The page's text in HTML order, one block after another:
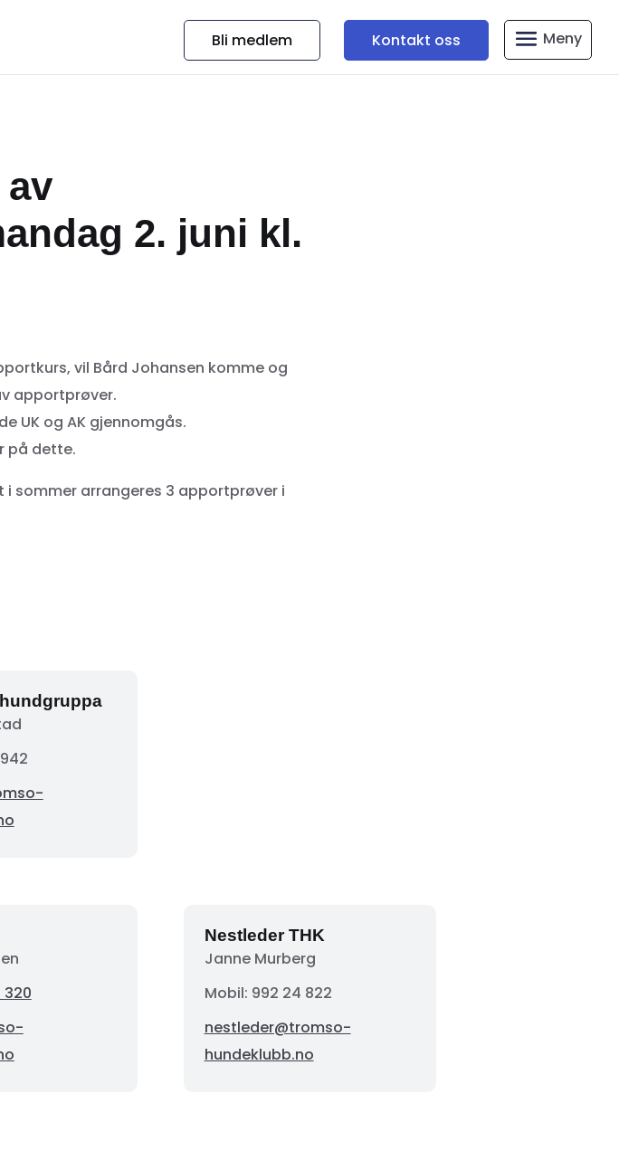
Kontakt oss
Bli medlem
2. juni kl.
vil Bård Johansen komme og
apportprøver.
UK og AK gjennomgås.
på dette.
sommer arrangeres 3 apportprøver i
320
Nestleder THK
Janne Murberg
Mobil: 992 24 822
nestleder@tromso-
hundeklubb.no